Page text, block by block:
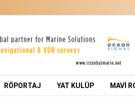
RÖPORTAJ YAT KULÜP MAVİ